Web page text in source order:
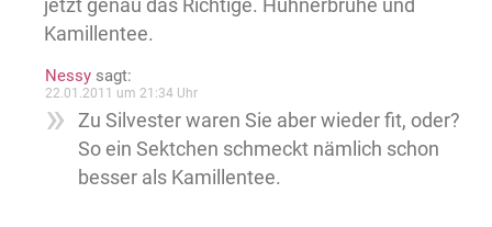
jetzt genau das Richtige. Hühnerbrühe und
Kamillentee.
Nessy sagt:
22.01.2011 um 21:34 Uhr
Zu Silvester waren Sie aber wieder fit, oder?
So ein Sektchen schmeckt nämlich schon
besser als Kamillentee.